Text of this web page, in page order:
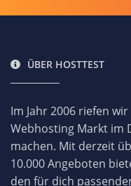
ÜBER HOSTTEST
Im Jahr 2006 riefen wir
Webhosting Markt im
machen. Mit derzeit
10.000 Angeboten
den für dich